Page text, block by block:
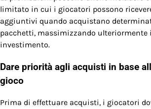
limitato in cui i giocatori possono
aggiuntivi quando acquistano
pacchetti, massimizzando ulteriormente
investimento.
Dare priorità agli acquisti in base
gioco
Prima di effettuare acquisti, i giocatori